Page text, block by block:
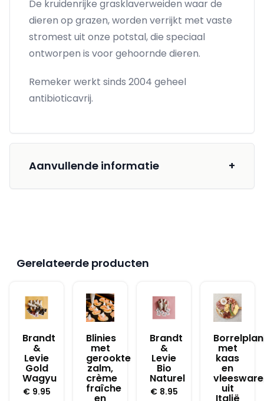
De kruidenrijke grasklaverweiden waar de
dieren op grazen, worden verrijkt met vaste
stromest uit onze potstal, die speciaal
ontworpen is voor gehoornde dieren.
Remeker werkt sinds 2004 geheel
antibioticavrij.
Aanvullende informatie +
Gerelateerde producten
Brandt
&
Levie
Gold
Wagyu
€ 9.95
Blinies
met
gerookte
zalm,
crème
fraîche
Brandt
&
Levie
Bio
Naturel
€ 8.95
met
kaas
en
uit